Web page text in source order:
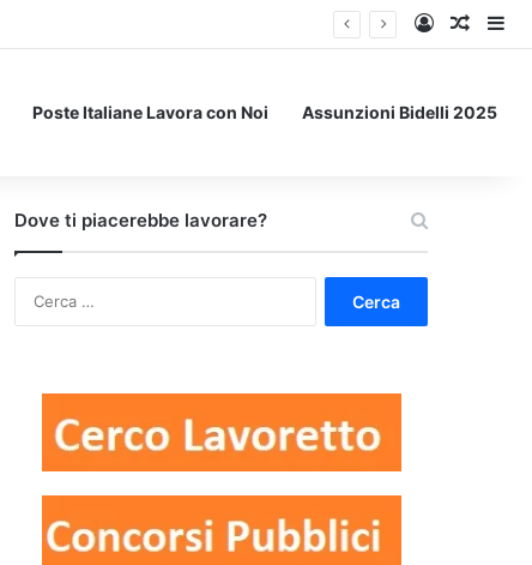
Accedi
Un
Poste Italiane Lavora con Noi Assunzioni Bidelli 2025
Dove ti piacerebbe lavorare?